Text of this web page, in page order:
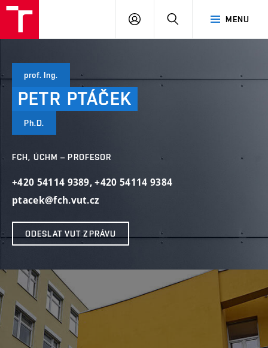
MENU
PŘIHLÁSIT
prof. Ing.
PETR PTÁČEK
Ph.D.
FCH, ÚCHM – PROFESOR
+420 54114 9389,+420 54114 9384
ptacek@fch.vut.cz
ODESLAT VUT ZPRÁVU